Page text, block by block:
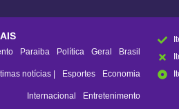
Paraiba Política Geral Brasil
notícias | Esportes Economia
Internacional Entretenimento